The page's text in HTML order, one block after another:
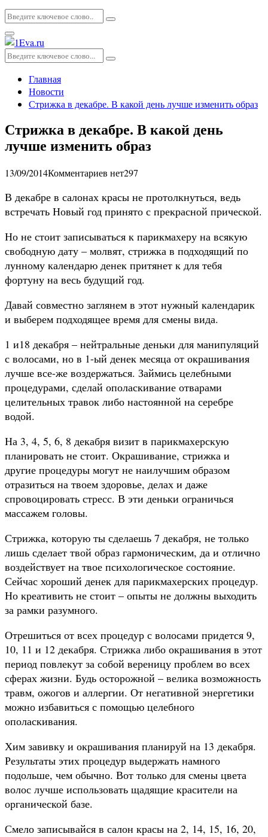
Искать:
Поиск
Основное
меню
Искать:
Поиск
Главная
Новости
Стрижка в декабре. В какой день лучше изменить образ
Стрижка в декабре. В какой день
лучше изменить образ
13/09/2014Комментариев нет297
В декабре в салонах красы не протолкнуться, ведь
встречать Новый год принято с прекрасной прической.
Но не стоит записываться к парикмахеру на всякую
свободную дату – молвят, стрижка в подходящий по
лунному календарю денек притянет к для тебя
фортуну на весь будущий год.
Давай совместно заглянем в этот нужный календарик
и выберем подходящее время для смены вида.
1 и18 декабря – нейтральные деньки для манипуляций
с волосами, но в 1-ый денек месяца от окрашивания
лучше все-же воздержаться. Займись целебными
процедурами, сделай ополаскивание отварами
целительных травок либо настоянной на серебре
водой.
На 3, 4, 5, 6, 8 декабря визит в парикмахерскую
планировать не стоит. Окрашивание, стрижка и
другие процедуры могут не наилучшим образом
отразиться на твоем здоровье, делах и даже
спровоцировать стресс. В эти деньки ограничься
массажем головы.
Стрижка, которую ты сделаешь 7 декабря, не только
лишь сделает твой образ гармоническим, да и отлично
воздействует на твое психологическое состояние.
Сейчас хороший денек для парикмахерских процедур.
Но креативить не стоит – опыты не должны выходить
за рамки разумного.
Отрешиться от всех процедур с волосами придется 9,
10, 11 и 12 декабря. Стрижка либо окрашивания в этот
период повлекут за собой вереницу проблем во всех
сферах жизни. Будь осторожной – велика возможность
травм, ожогов и аллергии. От негативной энергетики
можно избавиться с помощью целебного
ополаскивания.
Хим завивку и окрашивания планируй на 13 декабря.
Результаты этих процедур выдержать намного
подольше, чем обычно. Вот только для смены цвета
волос лучше использовать щадящие красители на
органической базе.
Смело записывайся в салон красы на 2, 14, 15, 16, 20,